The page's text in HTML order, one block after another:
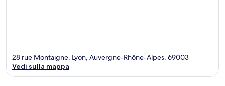
28 rue Montaigne, Lyon, Auvergne-Rhône-Alpes, 69003
Vedi sulla mappa